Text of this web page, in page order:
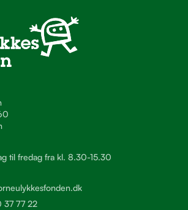
til fredag fra kl. 8.30-15.30
37 77 22